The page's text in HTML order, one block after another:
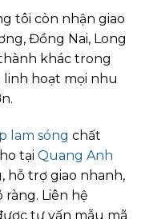
tôi còn nhận giao
Đồng Nai, Long
khác trong
linh hoạt mọi nhu
lam sóng chất
tại Quang Anh
hỗ trợ giao nhanh,
Liên hệ
tư vấn mẫu mã